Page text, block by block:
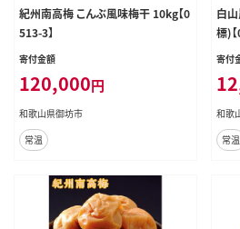
紀州南高梅 こんぶ風味梅干 10kg【0
513-3】
寄付金額
120,000円
和歌山県御坊市
常温
白
標)
寄付
和歌
常温